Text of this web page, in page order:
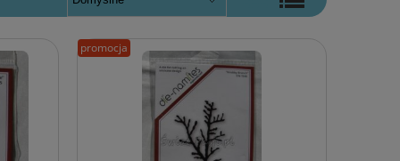
promocja